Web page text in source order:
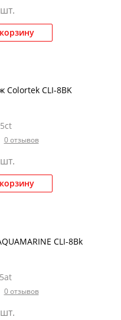
Colortek CLI-8BK
0 отзывов
CLI-8Bk
0 отзывов